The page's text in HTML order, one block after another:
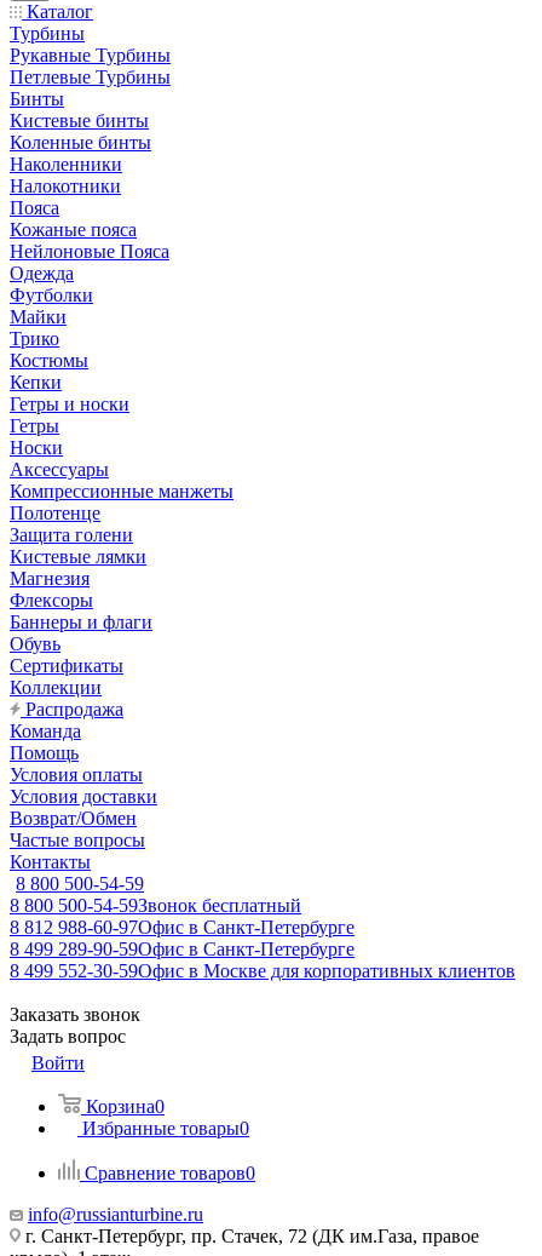
Каталог
Турбины
Рукавные Турбины
Петлевые Турбины
Бинты
Кистевые бинты
Коленные бинты
Наколенники
Налокотники
Пояса
Кожаные пояса
Нейлоновые Пояса
Одежда
Футболки
Майки
Трико
Костюмы
Кепки
Гетры и носки
Гетры
Носки
Аксессуары
Компрессионные манжеты
Полотенце
Защита голени
Кистевые лямки
Магнезия
Флексоры
Баннеры и флаги
Обувь
Сертификаты
Коллекции
Распродажа
Команда
Помощь
Условия оплаты
Условия доставки
Возврат/Обмен
Частые вопросы
Контакты
8 800 500-54-59
8 800 500-54-59Звонок бесплатный
8 812 988-60-97Офис в Санкт-Петербурге
8 499 289-90-59Офис в Санкт-Петербурге
8 499 552-30-59Офис в Москве для корпоративных клиентов
Заказать звонок
Задать вопрос
Войти
Корзина0
Избранные товары0
Сравнение товаров0
info@russianturbine.ru
г. Санкт-Петербург, пр. Стачек, 72 (ДК им.Газа, правое